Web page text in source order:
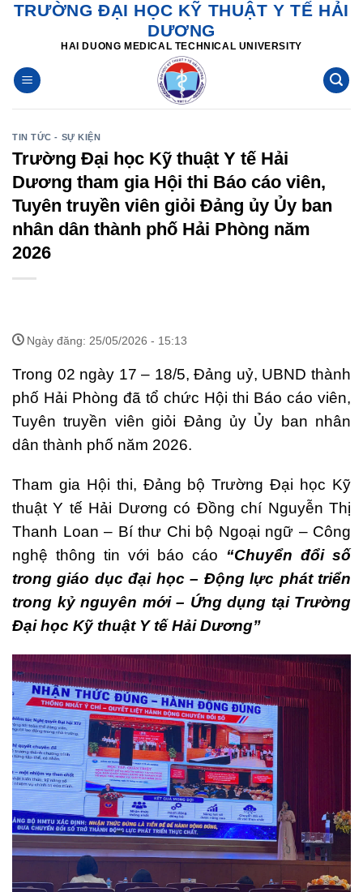
SkipTRƯỜNG ĐẠI HỌC KỸ THUẬT Y TẾ HẢI
DƯƠNG
HAI DUONG MEDICAL TECHNICAL UNIVERSITY
TIN TỨC - SỰ KIỆN
Trường Đại học Kỹ thuật Y tế Hải
Dương tham gia Hội thi Báo cáo viên,
Tuyên truyền viên giỏi Đảng ủy Ủy ban
nhân dân thành phố Hải Phòng năm
2026
Ngày đăng: 25/05/2026 - 15:13
Trong 02 ngày 17 – 18/5, Đảng uỷ, UBND thành
phố Hải Phòng đã tổ chức Hội thi Báo cáo viên,
Tuyên truyền viên giỏi Đảng ủy Ủy ban nhân
dân thành phố năm 2026.
Tham gia Hội thi, Đảng bộ Trường Đại học Kỹ
thuật Y tế Hải Dương có Đồng chí Nguyễn Thị
Thanh Loan – Bí thư Chi bộ Ngoại ngữ – Công
nghệ thông tin với báo cáo “Chuyển đổi số
trong giáo dục đại học – Động lực phát triển
trong kỷ nguyên mới – Ứng dụng tại Trường
Đại học Kỹ thuật Y tế Hải Dương”